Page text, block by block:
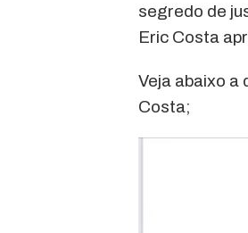
segredo de
Eric Costa
Veja abaixo a
Costa;